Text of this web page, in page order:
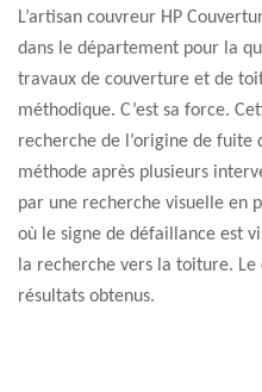
L’artisan couvreur HP
dans le département pour la
travaux de couverture et de
méthodique. C’est sa force.
recherche de l’origine de fuite
méthode après plusieurs
par une recherche visuelle en
où le signe de défaillance est
la recherche vers la toiture.
résultats obtenus.